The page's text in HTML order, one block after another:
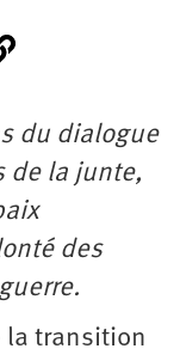
du dialogue
de la junte,
des
la transition